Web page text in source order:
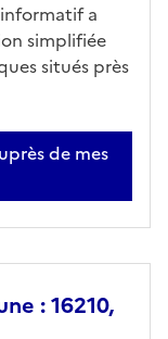
a
simplifiée
situés près
de mes
: 16210,